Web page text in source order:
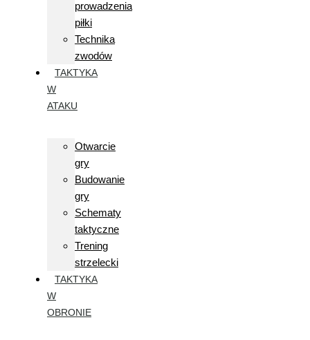
prowadzenia
piłki
Technika
zwodów
TAKTYKA
W
ATAKU
Otwarcie
gry
Budowanie
gry
Schematy
taktyczne
Trening
strzelecki
TAKTYKA
W
OBRONIE